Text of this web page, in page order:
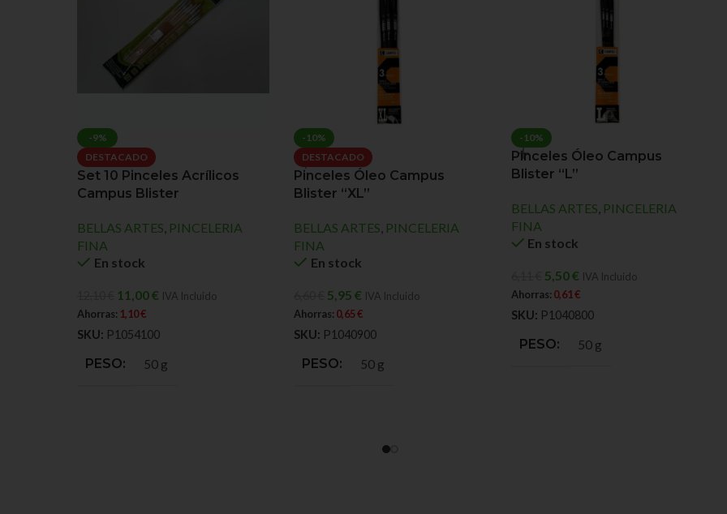
-9%
DESTACADO
Set 10 Pinceles Acrílicos
Campus Blister
BELLAS ARTES PINCELERIA
FINA
En stock
11,00€ IVA Incluido
Ahorras: 1,10€
SKU: P1054100
PESO 50 g
-10%
DESTACADO
Pinceles Óleo Campus
Blister “XL”
BELLAS ARTES PINCELERIA
FINA
En stock
5,95€ IVA Incluido
Ahorras: 0,65€
SKU: P1040900
PESO 50 g
-10%
Pinceles Óleo Campus
Blister “L”
BELLAS ARTES PINCELERIA
FINA
En stock
5,50€ IVA Incluido
Ahorras: 0,61€
SKU: P1040800
PESO 50 g